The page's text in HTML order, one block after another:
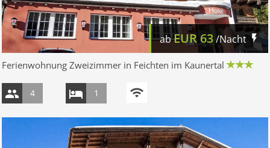
abEUR 63/Nacht
Ferienwohnung Zweizimmer in Feichten im Kaunertal
4 1